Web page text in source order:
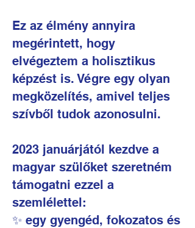
Ez az élmény annyira
megérintett, hogy
elvégeztem a holisztikus
képzést is. Végre egy olyan
megközelítés, amivel teljes
szívből tudok azonosulni.
2023 januárjától kezdve a
magyar szülőket szeretném
támogatni ezzel a
szemlélettel:
✨ egy gyengéd, fokozatos és